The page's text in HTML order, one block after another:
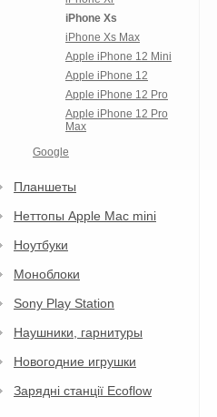
iPhone Xs
iPhone Xs Max
Apple iPhone 12 Mini
Apple iPhone 12
Apple iPhone 12 Pro
Apple iPhone 12 Pro
Max
Google
Планшеты
Неттопы Apple Mac mini
Ноутбуки
Моноблоки
Sony Play Station
Наушники, гарнитуры
Новогодние игрушки
Зарядні станції Ecoflow